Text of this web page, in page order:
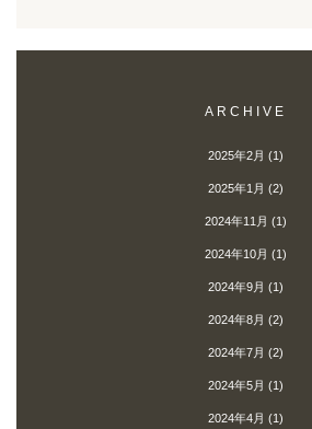
ARCHIVE
2025年2月 (1)
2025年1月 (2)
2024年11月 (1)
2024年10月 (1)
2024年9月 (1)
2024年8月 (2)
2024年7月 (2)
2024年5月 (1)
2024年4月 (1)